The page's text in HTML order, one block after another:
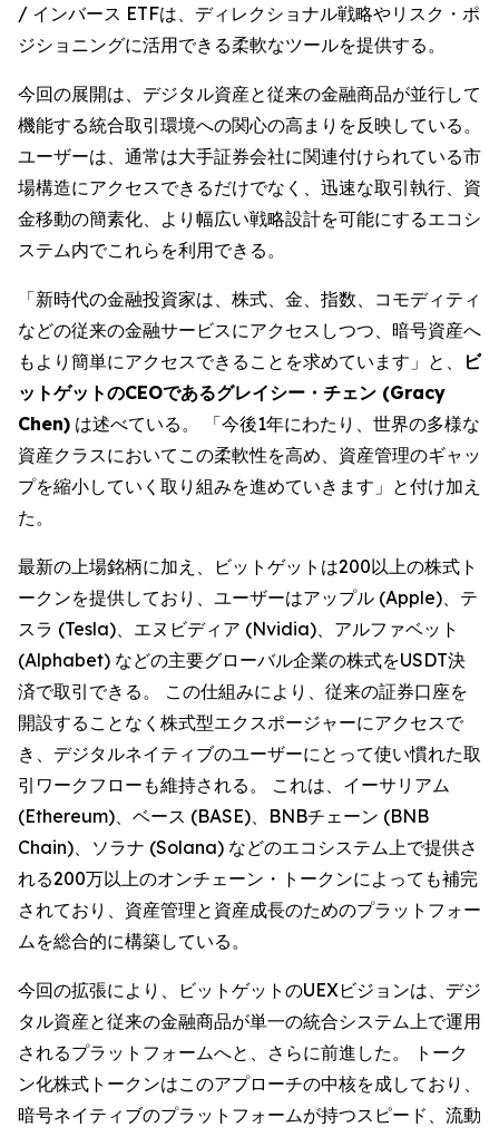
/ インバース ETFは、ディレクショナル戦略やリスク・ポ
ジショニングに活用できる柔軟なツールを提供する。
今回の展開は、デジタル資産と従来の金融商品が並行して
機能する統合取引環境への関心の高まりを反映している。
ユーザーは、通常は大手証券会社に関連付けられている市
場構造にアクセスできるだけでなく、迅速な取引執行、資
金移動の簡素化、より幅広い戦略設計を可能にするエコシ
ステム内でこれらを利用できる。
「新時代の金融投資家は、株式、金、指数、コモディティ
などの従来の金融サービスにアクセスしつつ、暗号資産へ
もより簡単にアクセスできることを求めています」と、
ビ
ットゲットのCEOであるグレイシー・チェン (Gracy
Chen) は述べている。 「今後1年にわたり、世界の多様な
資産クラスにおいてこの柔軟性を高め、資産管理のギャッ
プを縮小していく取り組みを進めていきます」と付け加え
た。
最新の上場銘柄に加え、ビットゲットは200以上の株式ト
ークンを提供しており、ユーザーはアップル (Apple)、テ
スラ (Tesla)、エヌビディア (Nvidia)、アルファベット
(Alphabet) などの主要グローバル企業の株式をUSDT決
済で取引できる。 この仕組みにより、従来の証券口座を
開設することなく株式型エクスポージャーにアクセスで
き、デジタルネイティブのユーザーにとって使い慣れた取
引ワークフローも維持される。 これは、イーサリアム
(Ethereum)、ベース (BASE)、BNBチェーン (BNB
Chain)、ソラナ (Solana) などのエコシステム上で提供さ
れる200万以上のオンチェーン・トークンによっても補完
されており、資産管理と資産成長のためのプラットフォー
ムを総合的に構築している。
今回の拡張により、ビットゲットのUEXビジョンは、デジ
タル資産と従来の金融商品が単一の統合システム上で運用
されるプラットフォームへと、さらに前進した。 トーク
ン化株式トークンはこのアプローチの中核を成しており、
暗号ネイティブのプラットフォームが持つスピード、流動